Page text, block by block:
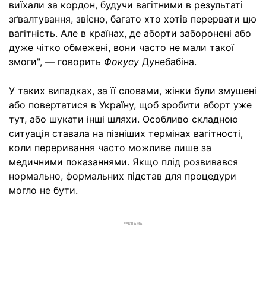
виїхали за кордон, будучи вагітними в результаті
зґвалтування, звісно, багато хто хотів перервати цю
вагітність. Але в країнах, де аборти заборонені або
дуже чітко обмежені, вони часто не мали такої
змоги", — говорить Фокусу Дунебабіна.
У таких випадках, за її словами, жінки були змушені
або повертатися в Україну, щоб зробити аборт уже
тут, або шукати інші шляхи. Особливо складною
ситуація ставала на пізніших термінах вагітності,
коли переривання часто можливе лише за
медичними показаннями. Якщо плід розвивався
нормально, формальних підстав для процедури
могло не бути.
РЕКЛАМА